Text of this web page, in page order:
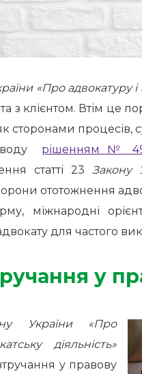
«Про адвокатуру і
з клієнтом. Втім це
сторонами процесів,
рішенням №
статті 23 Закону
ототожнення
міжнародні
для частого
у
України «Про
діяльність»
у правову